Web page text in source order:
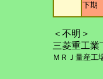
下期
＜不明＞
三菱重工業
ＭＲＪ量産工